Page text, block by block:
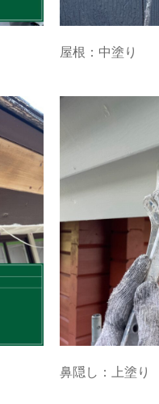
屋根：中塗り
鼻隠し：上塗り